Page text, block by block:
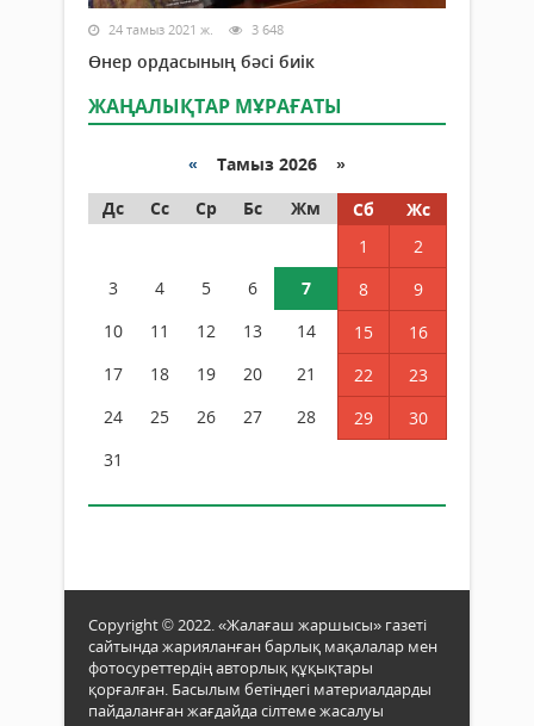
24 тамыз 2021 ж. 3 648
Өнер ордасының бәсі биік
ЖАҢАЛЫҚТАР МҰРАҒАТЫ
« Тамыз 2026 »
Дс
Сс Ср Бс Жм Сб
Жс
1
2
3
4 5 6 7 8
9
10
11 12 13 14 15
16
17
18 19 20 21 22
23
24
25 26 27 28 29
30
31
Copyright © 2022. «Жалағаш жаршысы» газеті
сайтында жарияланған барлық мақалалар мен
фотосуреттердің авторлық құқықтары
қорғалған. Басылым бетіндегі материалдарды
пайдаланған жағдайда сілтеме жасалуы